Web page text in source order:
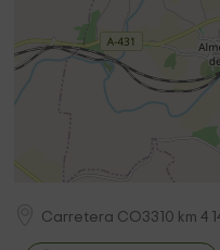
Carretera CO3310 km 4